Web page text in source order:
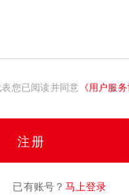
您已阅读并同意 《用户服
注册
已有账号？ 马上登录